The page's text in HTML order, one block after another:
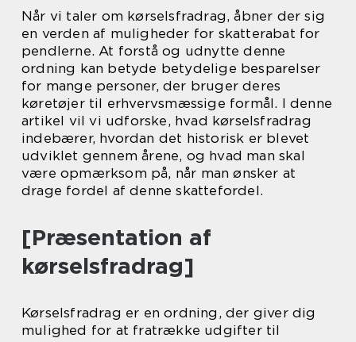
Når vi taler om kørselsfradrag, åbner der sig
en verden af muligheder for skatterabat for
pendlerne. At forstå og udnytte denne
ordning kan betyde betydelige besparelser
for mange personer, der bruger deres
køretøjer til erhvervsmæssige formål. I denne
artikel vil vi udforske, hvad kørselsfradrag
indebærer, hvordan det historisk er blevet
udviklet gennem årene, og hvad man skal
være opmærksom på, når man ønsker at
drage fordel af denne skattefordel.
[Præsentation af
kørselsfradrag]
Kørselsfradrag er en ordning, der giver dig
mulighed for at fratrække udgifter til